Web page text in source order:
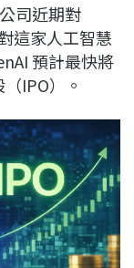
司近期對
這家人工智慧
預計最快將
IPO）。